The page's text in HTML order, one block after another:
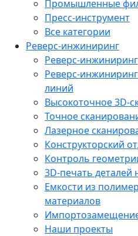
Промышленные
Пресс-инструмент
Все категории
Реверс-инжиниринг
Реверс-инжиниринг
Реверс-
линий
Высокоточное 3D-
Точное
Лазерное
Конструкторский
Контроль
3D-печать деталей
Емкости из
материалов
Наши проекты